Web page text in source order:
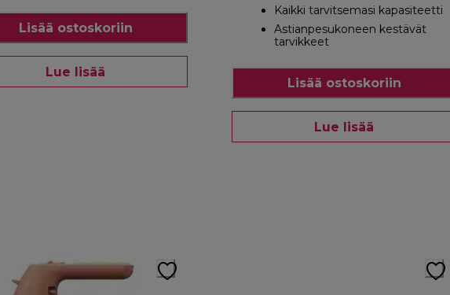
Lisää ostoskoriin
Lue lisää
Kaikki tarvitsemasi kapasiteetti
Astianpesukoneen kestävät
tarvikkeet
Lisää ostoskoriin
Lue lisää